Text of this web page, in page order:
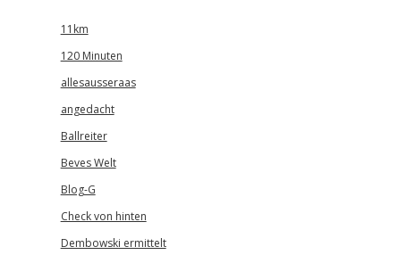
11km
120 Minuten
allesausseraas
angedacht
Ballreiter
Beves Welt
Blog-G
Check von hinten
Dembowski ermittelt